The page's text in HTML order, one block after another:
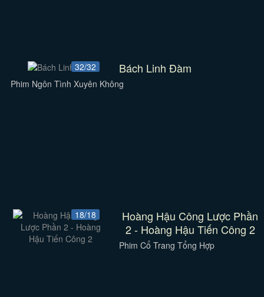
32/32 Bách Linh Đàm
Phim Ngôn Tình Xuyên Không
18/18
Hoàng Hậu Công Lược Phần
2 - Hoàng Hậu Tiến Công 2
Phim Cổ Trang Tổng Hợp